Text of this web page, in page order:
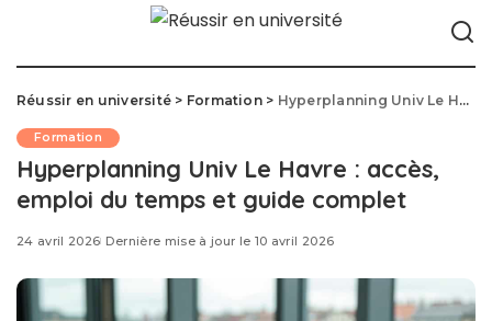
Réussir en université > Formation> Hyperplanning Univ Le Havre : accès, emploi du temps et guide complet
Formation
Hyperplanning Univ Le Havre : accès,
emploi du temps et guide complet
24 avril 2026 Dernière mise à jour le 10 avril 2026